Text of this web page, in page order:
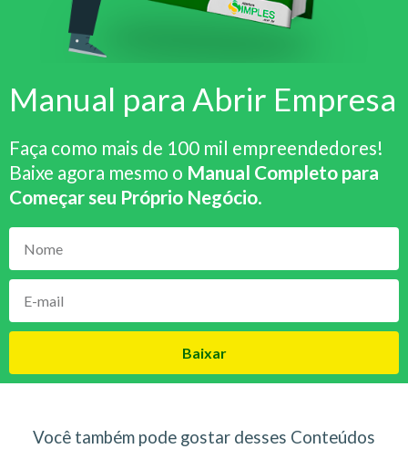
Manual para Abrir Empresa
Faça como mais de 100 mil empreendedores!
Baixe agora mesmo o Manual Completo para
Começar seu Próprio Negócio.
Baixar
Você também pode gostar desses Conteúdos